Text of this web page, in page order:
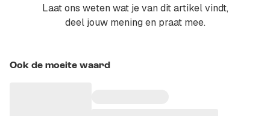
Laat ons weten wat je van dit artikel vindt,
deel jouw mening en praat mee.
Ook de moeite waard